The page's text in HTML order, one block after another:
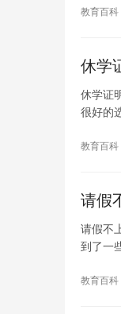
教育百科
休学
休学证
很好的
教育百科
请假
请假不
到了一
教育百科